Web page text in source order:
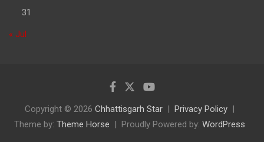
31
« Jul
Copyright © 2026 Chhattisgarh Star
Privacy Policy
Theme by: Theme Horse Proudly Powered by: WordPress